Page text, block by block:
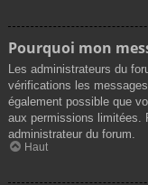
Pourquoi mon
Les administrateurs du
vérifications les
également possible que
aux permissions limitées.
administrateur du forum.
Haut